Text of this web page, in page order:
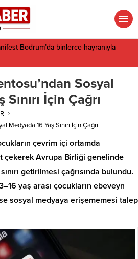
Bodrum’da binlerce hayranıyla
Sosyal
İçin Çağrı
Medyada 16 Yaş Sınırı İçin Çağrı
çevrim içi ortamda
çekerek Avrupa Birliği genelinde
getirilmesi çağrısında bulundu.
yaş arası çocukların ebeveyn
sosyal medyaya erişememesi talep